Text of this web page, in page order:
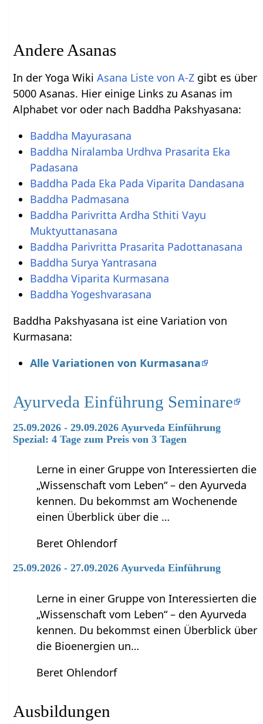
Andere Asanas
In der Yoga WikiAsana Liste von A-Z gibt es über
5000 Asanas. Hier einige Links zu Asanas im
Alphabet vor oder nach Baddha Pakshyasana:
Baddha Mayurasana
Baddha Niralamba Urdhva Prasarita Eka
Padasana
Baddha Pada Eka Pada Viparita Dandasana
Baddha Padmasana
Baddha Parivritta Ardha Sthiti Vayu
Muktyuttanasana
Baddha Parivritta Prasarita Padottanasana
Baddha Surya Yantrasana
Baddha Viparita Kurmasana
Baddha Yogeshvarasana
Baddha Pakshyasana ist eine Variation von
Kurmasana:
Alle Variationen von Kurmasana
Ayurveda Einführung Seminare
25.09.2026 - 29.09.2026 Ayurveda Einführung
Spezial: 4 Tage zum Preis von 3 Tagen
Lerne in einer Gruppe von Interessierten die
„Wissenschaft vom Leben“ – den Ayurveda
kennen. Du bekommst am Wochenende
einen Überblick über die …
Beret Ohlendorf
25.09.2026 - 27.09.2026 Ayurveda Einführung
Lerne in einer Gruppe von Interessierten die
„Wissenschaft vom Leben“ – den Ayurveda
kennen. Du bekommst einen Überblick über
die Bioenergien un…
Beret Ohlendorf
Ausbildungen